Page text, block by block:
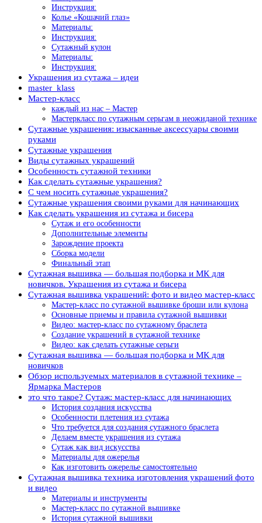
Инструкция:
Колье «Кошачий глаз»
Материалы:
Инструкция:
Сутажный кулон
Материалы:
Инструкция:
Украшения из сутажа – идеи
master_klass
Мастер-класс
каждый из нас – Мастер
Мастеркласс по сутажным серьгам в неожиданой технике
Сутажные украшения: изысканные аксессуары своими
руками
Сутажные украшения
Виды сутажных украшений
Особенность сутажной техники
Как сделать сутажные украшения?
С чем носить сутажные украшения?
Сутажные украшения своими руками для начинающих
Как cделать украшения из сутажа и бисера
Сутаж и его особенности
Дополнительные элементы
Зарождение проекта
Сборка модели
Финальный этап
Сутажная вышивка — большая подборка и МК для
новичков. Украшения из сутажа и бисера
Сутажная вышивка украшений: фото и видео мастер-класс
Мастер-класс по сутажной вышивке броши или кулона
Основные приемы и правила сутажной вышивки
Видео: мастер-класс по сутажному браслета
Создание украшений в сутажной технике
Видео: как сделать сутажные серьги
Сутажная вышивка — большая подборка и МК для
новичков
Обзор используемых материалов в сутажной технике –
Ярмарка Мастеров
это что такое? Сутаж: мастер-класс для начинающих
История создания искусства
Особенности плетения из сутажа
Что требуется для создания сутажного браслета
Делаем вместе украшения из сутажа
Сутаж как вид искусства
Материалы для ожерелья
Как изготовить ожерелье самостоятельно
Сутажная вышивка техника изготовления украшений фото
и видео
Материалы и инструменты
Мастер-класс по сутажной вышивке
История сутажной вышивки